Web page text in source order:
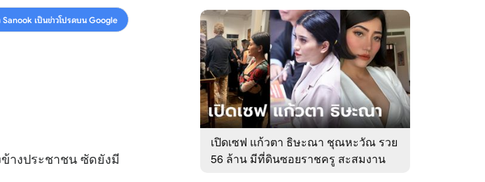
Sanook เป็นข่าวโปรดบน Google
างประชาชน ซัดยังมี
เปิดเซฟ แก้วตา ธิษะณา ชุณหะวัณ รวย
56 ล้าน มีที่ดินซอยราชครู สะสมงาน